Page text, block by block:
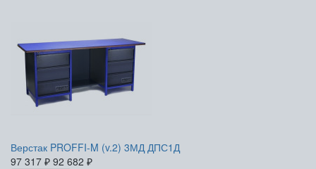
Верстак PROFFI-M (v.2) 3МД ДПС1Д
97 317 ₽ 92 682 ₽